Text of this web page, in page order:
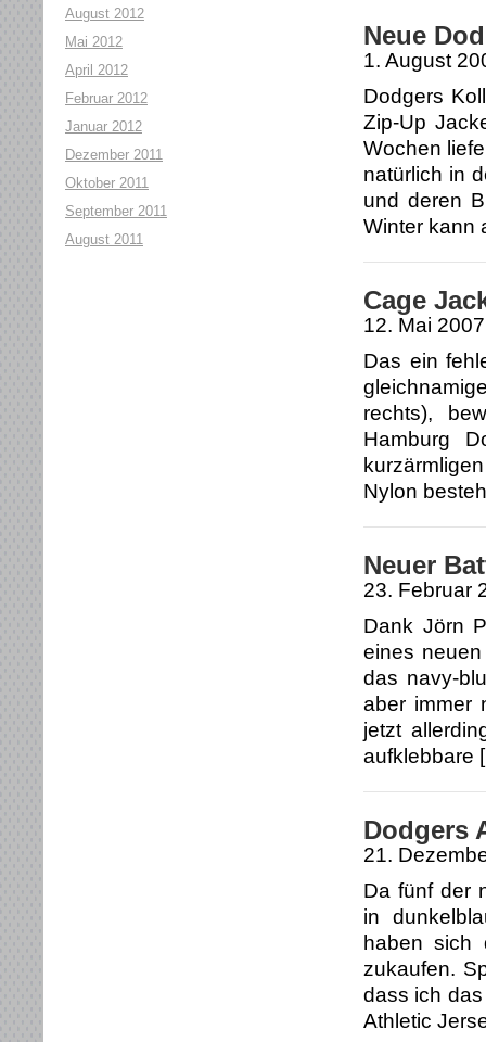
August 2012
Mai 2012
April 2012
Februar 2012
Januar 2012
Dezember 2011
Oktober 2011
September 2011
August 2011
Neue
1. August
Dodgers
Zip-Up
Wochen
natürlich in
und deren
Winter
Cage
12. Mai 2007
Das ein
rechts),
Hamburg
Nylon
Neuer
23. Februar
Dank Jörn
eines
das navy-
aber immer
jetzt
aufklebbare
Dodgers
21.
Da fünf der
in
haben sich
zukaufen.
dass ich
Athletic